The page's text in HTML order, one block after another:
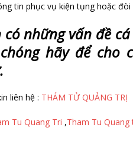
tin phục vụ kiện tụng hoặc đòi
có những vấn đềcá
hãy đểcho
.
liên hệ : THÁM TỬ QUẢNG TRỊ
Tu Quang Tri ,Tham Tu Quang